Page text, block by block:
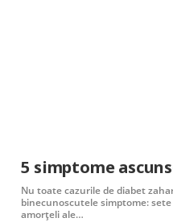
5 simptome
Nu toate cazurile de diabet
binecunoscutele simptome:
amorțeli ale…